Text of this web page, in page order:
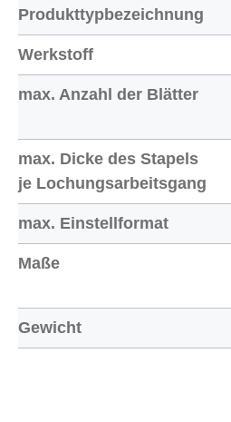
Produkttypbezeichnung
Werkstoff
max. Anzahl der Blätter
max. Dicke des Stapels
je Lochungsarbeitsgang
max. Einstellformat
Maße
Gewicht